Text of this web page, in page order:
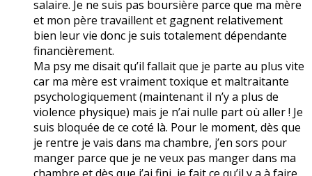
salaire. Je ne suis pas boursière parce que ma mère
et mon père travaillent et gagnent relativement
bien leur vie donc je suis totalement dépendante
financièrement.
Ma psy me disait qu’il fallait que je parte au plus vite
car ma mère est vraiment toxique et maltraitante
psychologiquement (maintenant il n’y a plus de
violence physique) mais je n’ai nulle part où aller ! Je
suis bloquée de ce coté là. Pour le moment, dès que
je rentre je vais dans ma chambre, j’en sors pour
manger parce que je ne veux pas manger dans ma